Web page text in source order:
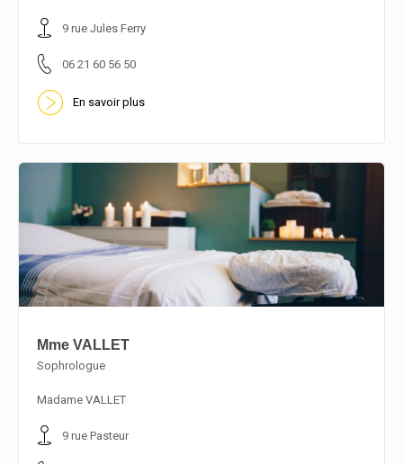
9 rue Jules Ferry
06 21 60 56 50
En savoir plus
Mme VALLET
Sophrologue
Madame VALLET
9 rue Pasteur